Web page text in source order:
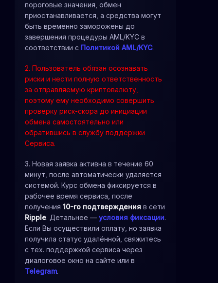
пороговые значения, обмен
приостанавливается, а средства могут
быть временно заморожены до
завершения процедуры AML/KYC в
соответствии с Политикой AML/KYC.
2. Пользователь обязан осознавать
риски и нести полную ответственность
за отправляемую криптовалюту,
поэтому ему необходимо совершить
проверку риск-скора до инициации
обмена самостоятельно или
обратившись в службу поддержки
Сервиса.
3. Новая заявка активна в течение 60
минут, после автоматически удаляется
системой. Курс обмена фиксируется в
рабочее время сервиса, после
получения 10-го подтверждения в сети
Ripple. Детальнее — условия фиксации.
Если Вы осуществили оплату, но заявка
получила статус удалённой, свяжитесь
с тех. поддержкой сервиса через
диалоговое окно на сайте или в
Telegram.